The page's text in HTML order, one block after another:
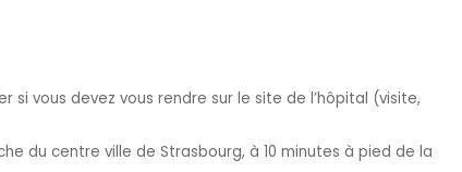
si vous devez vous rendre sur le site de l’hôpital (visite,
du centre ville de Strasbourg, à 10 minutes à pied de la